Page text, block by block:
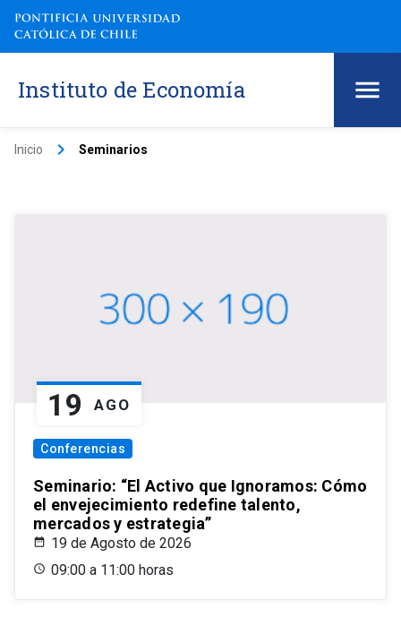
Instituto de Economía
Inicio keyboard_arrow_right Seminarios
19 AGO
Conferencias
Seminario: “El Activo que Ignoramos: Cómo
el envejecimiento redefine talento,
mercados y estrategia”
19 de Agosto de 2026
09:00 a 11:00 horas